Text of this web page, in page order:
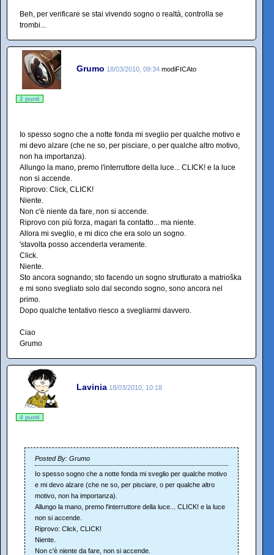
Beh, per verificare se stai vivendo sogno o realtà, controlla se
trombi...
Grumo 18/03/2010, 09:34 modiFICAto
2 punti
Io spesso sogno che a notte fonda mi sveglio per qualche motivo e
mi devo alzare (che ne so, per pisciare, o per qualche altro motivo,
non ha importanza).
Allungo la mano, premo l'interruttore della luce... CLICK! e la luce
non si accende.
Riprovo: Click, CLICK!
Niente.
Non c'è niente da fare, non si accende.
Riprovo con più forza, magari fa contatto... ma niente.
Allora mi sveglio, e mi dico che era solo un sogno.
'stavolta posso accenderla veramente.
Click.
Niente.
Sto ancora sognando; sto facendo un sogno strutturato a matrioška
e mi sono svegliato solo dal secondo sogno, sono ancora nel
primo.
Dopo qualche tentativo riesco a svegliarmi davvero.
Ciao
Grumo
Lavinia 18/03/2010, 10:18
4 punti
Posted By: Grumo
Io spesso sogno che a notte fonda mi sveglio per qualche motivo
e mi devo alzare (che ne so, per pisciare, o per qualche altro
motivo, non ha importanza).
Allungo la mano, premo l'interruttore della luce... CLICK! e la luce
non si accende.
Riprovo: Click, CLICK!
Niente.
Non c'è niente da fare, non si accende.